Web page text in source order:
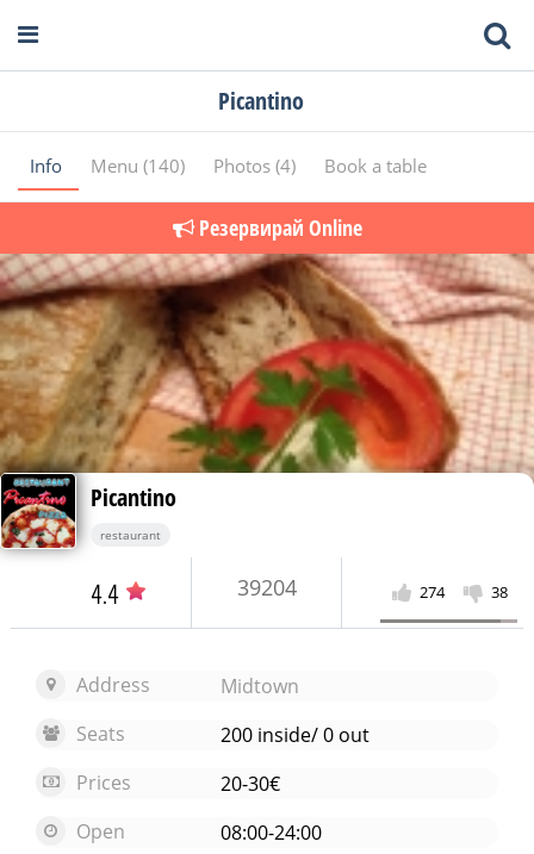
Picantino
Info Menu (140) Photos (4) Book a table
Резервирай Online
Picantino
restaurant
4.4 39204 274 38
Address
Midtown
Seats
200 inside/ 0 out
Prices
20-30€
Open
08:00-24:00